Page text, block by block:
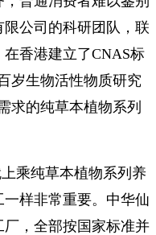
公司的科研团队，联
香港建立了CNAS标
岁生物活性物质研究
求的纯草本植物系列
乘纯草本植物系列养
样非常重要。中华仙
，全部按国家标准并